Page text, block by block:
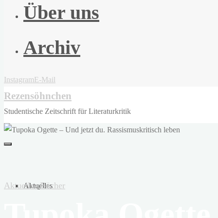
Über uns
Archiv
InstagramE-Mail
Rezensöhnchen
Studentische Zeitschrift für Literaturkritik
Aktuelles
Aktuelles Bücher